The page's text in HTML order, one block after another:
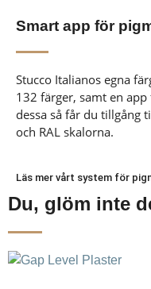
Smart app för
Stucco Italianos egna
132 färger, samt en
dessa så får du tillgång
och RAL skalorna.
Läs mer vårt system för
Du, glöm inte